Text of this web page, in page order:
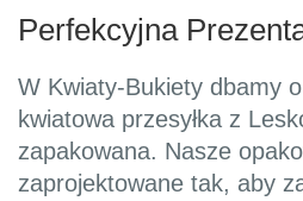
Perfekcyjna
W Kwiaty-Bukiety dbamy
kwiatowa przesyłka z
zapakowana. Nasze
zaprojektowane tak, aby